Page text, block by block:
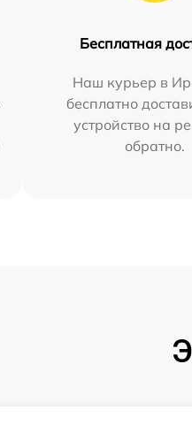
Бесплатная
Наш курьер в
бесплатно
устройство на
обратно.